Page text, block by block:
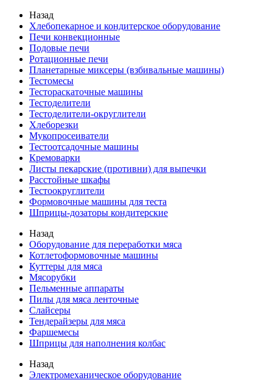
Назад
Хлебопекарное и кондитерское оборудование
Печи конвекционные
Подовые печи
Ротационные печи
Планетарные миксеры (взбивальные машины)
Тестомесы
Тестораскаточные машины
Тестоделители
Тестоделители-округлители
Хлеборезки
Мукопросеиватели
Тестоотсадочные машины
Кремоварки
Листы пекарские (противни) для выпечки
Расстойные шкафы
Тестоокруглители
Формовочные машины для теста
Шприцы-дозаторы кондитерские
Назад
Оборудование для переработки мяса
Котлетоформовочные машины
Куттеры для мяса
Мясорубки
Пельменные аппараты
Пилы для мяса ленточные
Слайсеры
Тендерайзеры для мяса
Фаршемесы
Шприцы для наполнения колбас
Назад
Электромеханическое оборудование